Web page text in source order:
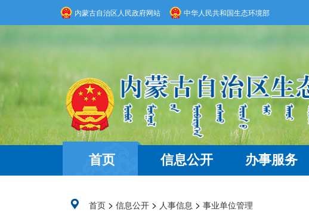
内蒙古自治区人民政府网站 中华人民共和国生态环境部
首页 信息公开 办事服务
首页 > 信息公开 > 人事信息 > 事业单位管理